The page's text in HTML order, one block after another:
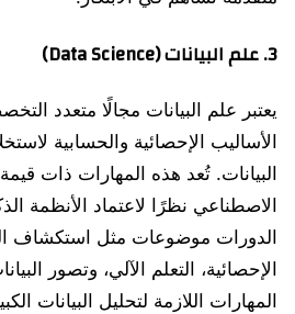
3. علم البيانات (Data Science)
يعتبر علم البيانات مجالًا متعدد
الأساليب الإحصائية والحسابية
البيانات. تُعد هذه المهارات ذات
الاصطناعي نظرًا لاعتماد الأنظمة
الدورات موضوعات مثل استكشاف
الإحصائية، التعلم الآلي، وتصور
المهارات اللازمة لتحليل البيانات